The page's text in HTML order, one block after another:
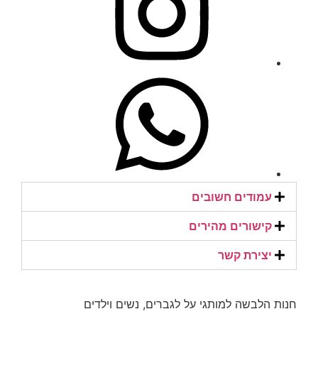
עמודים חשובים
קישורים מהירים​
יצירת קשר​
חנות הלבשה למותגי על לגברים, נשים וילדים